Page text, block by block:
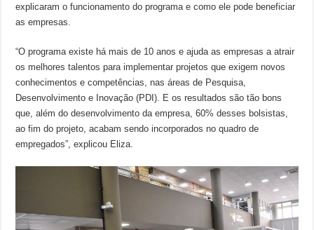
explicaram o funcionamento do programa e como ele pode beneficiar
as empresas.
“O programa existe há mais de 10 anos e ajuda as empresas a atrair
os melhores talentos para implementar projetos que exigem novos
conhecimentos e competências, nas áreas de Pesquisa,
Desenvolvimento e Inovação (PDI). E os resultados são tão bons
que, além do desenvolvimento da empresa, 60% desses bolsistas,
ao fim do projeto, acabam sendo incorporados no quadro de
empregados”, explicou Eliza.